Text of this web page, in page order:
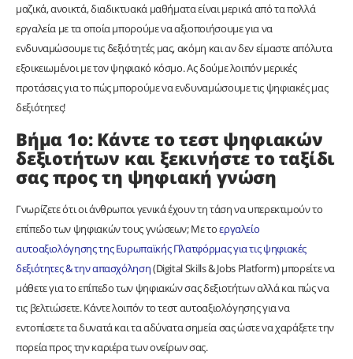
μαζικά, ανοικτά, διαδικτυακά μαθήματα είναι μερικά από τα πολλά
εργαλεία με τα οποία μπορούμε να αξιοποιήσουμε για να
ενδυναμώσουμε τις δεξιότητές μας, ακόμη και αν δεν είμαστε απόλυτα
εξοικειωμένοι με τον ψηφιακό κόσμο. Ας δούμε λοιπόν μερικές
προτάσεις για το πώς μπορούμε να ενδυναμώσουμε τις ψηφιακές μας
δεξιότητες!
Βήμα 1ο: Κάντε το τεστ ψηφιακών
δεξιοτήτων και ξεκινήστε το ταξίδι
σας προς τη ψηφιακή γνώση
Γνωρίζετε ότι οι άνθρωποι γενικά έχουν τη τάση να υπερεκτιμούν το
επίπεδο των ψηφιακών τους γνώσεων; Με τοεργαλείο
αυτοαξιολόγησης της Ευρωπαϊκής Πλατφόρμας για τις ψηφιακές
δεξιότητες & την απασχόληση(Digital Skills & Jobs Platform) μπορείτε να
μάθετε για το επίπεδο των ψηφιακών σας δεξιοτήτων αλλά και πώς να
τις βελτιώσετε. Κάντε λοιπόν το τεστ αυτοαξιολόγησης για να
εντοπίσετε τα δυνατά και τα αδύνατα σημεία σας ώστε να χαράξετε την
πορεία προς την καριέρα των ονείρων σας.